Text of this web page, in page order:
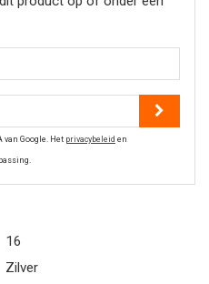
van Google. Het privacybeleid en
16
Zilver